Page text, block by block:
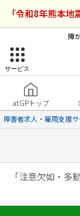
「令和8年熊本
障
サービス
atGPトップ
障害者求人・雇用支援
障害者専門の
ロ